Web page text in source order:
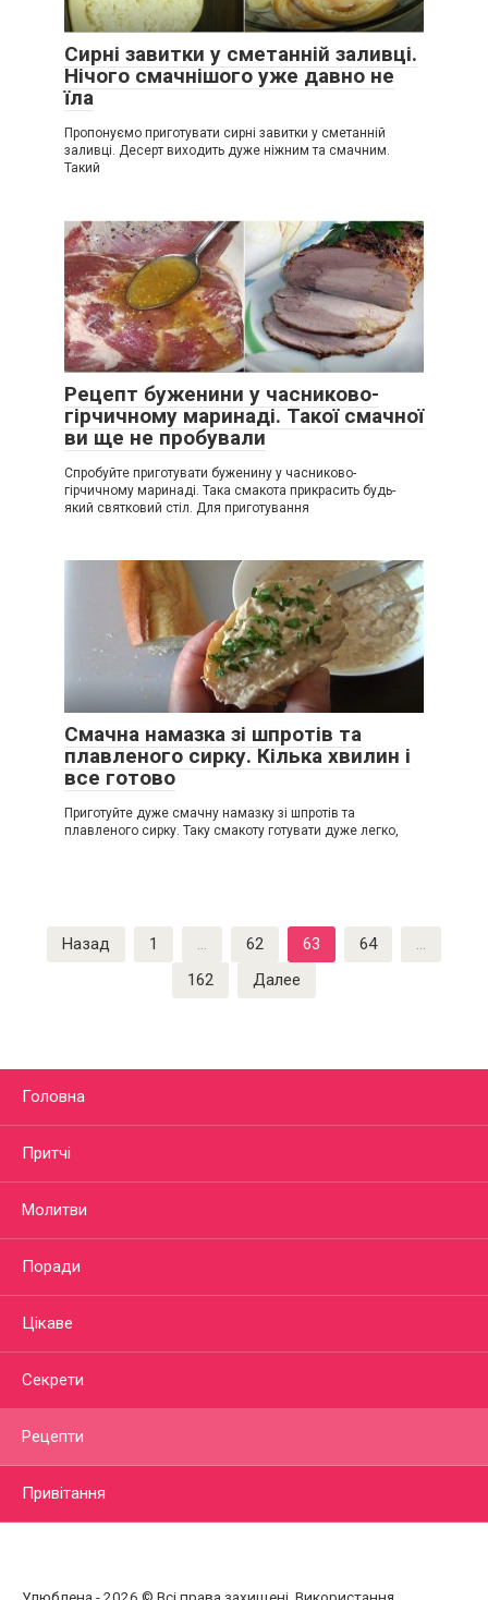
Сирні завитки у сметанній заливці.
Нічого смачнішого уже давно не
їла
Пропонуємо приготувати сирні завитки у сметанній
заливці. Десерт виходить дуже ніжним та смачним.
Такий
Рецепт буженини у часниково-
гірчичному маринаді. Такої смачної
ви ще не пробували
Спробуйте приготувати буженину у часниково-
гірчичному маринаді. Така смакота прикрасить будь-
який святковий стіл. Для приготування
Смачна намазка зі шпротів та
плавленого сирку. Кілька хвилин і
все готово
Приготуйте дуже смачну намазку зі шпротів та
плавленого сирку. Таку смакоту готувати дуже легко,
Пагинация
записей
Назад 1 … 62 63 64
…
162
Далее
Головна
Притчі
Молитви
Поради
Цікаве
Секрети
Рецепти
Привітання